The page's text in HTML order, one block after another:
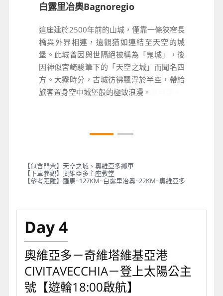
奧維亞多Orvieto
座落於火山凝灰岩大山的平頂上，高居於幾
乎垂直的懸崖，城牆與岩石連為一體。此地
在文藝復興時期商貿蓬勃，造就了這座翁布
里亞區(Umbria)的美麗山城。壯觀的主教座
堂是不可錯過的絕景，此區亦為著名的松露
產地，您可在此選購別具風味的松露料理。
白露里冶奧Bagnoregio
這座建於2500年前的山城，僅靠一條狹窄長
橋與外界相連，遠觀猶如連結至天空的城
堡。此城曾因與世隔絕被稱為「鬼城」，後
因神似宮崎駿筆下的「天空之城」而聞名四
方。大霧時分，古城彷彿飄浮於半空，帶給
旅客置身空中城堡般的極致浪漫。
【包含門票】天空之城、奧維亞多纜車
【下車參觀】奧維亞多主座教堂
【參考距離】羅馬~127KM~白露里冶奧~22KM~奧維亞多
Day 4
奧維亞多－奇維塔維基亞港
CIVITAVECCHIA－登上太陽公主
號【遊輪18:00啟航】